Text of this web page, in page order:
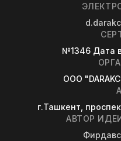
№1346 Дата
OOO
г.Ташкент,
АВТОР